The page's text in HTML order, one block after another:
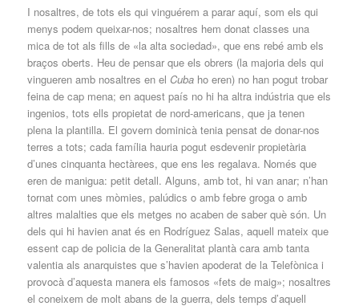
I nosaltres, de tots els qui vinguérem a parar aquí, som els qui
menys podem queixar-nos; nosaltres hem donat classes una
mica de tot als fills de «la alta sociedad», que ens rebé amb els
braços oberts. Heu de pensar que els obrers (la majoria dels qui
vingueren amb nosaltres en el Cuba ho eren) no han pogut trobar
feina de cap mena; en aquest país no hi ha altra indústria que els
ingenios, tots ells propietat de nord-americans, que ja tenen
plena la plantilla. El govern dominicà tenia pensat de donar-nos
terres a tots; cada família hauria pogut esdevenir propietària
d’unes cinquanta hectàrees, que ens les regalava. Només que
eren de manigua: petit detall. Alguns, amb tot, hi van anar; n’han
tornat com unes mòmies, palúdics o amb febre groga o amb
altres malalties que els metges no acaben de saber què són. Un
dels qui hi havien anat és en Rodríguez Salas, aquell mateix que
essent cap de policia de la Generalitat plantà cara amb tanta
valentia als anarquistes que s’havien apoderat de la Telefònica i
provocà d’aquesta manera els famosos «fets de maig»; nosaltres
el coneixem de molt abans de la guerra, dels temps d’aquell